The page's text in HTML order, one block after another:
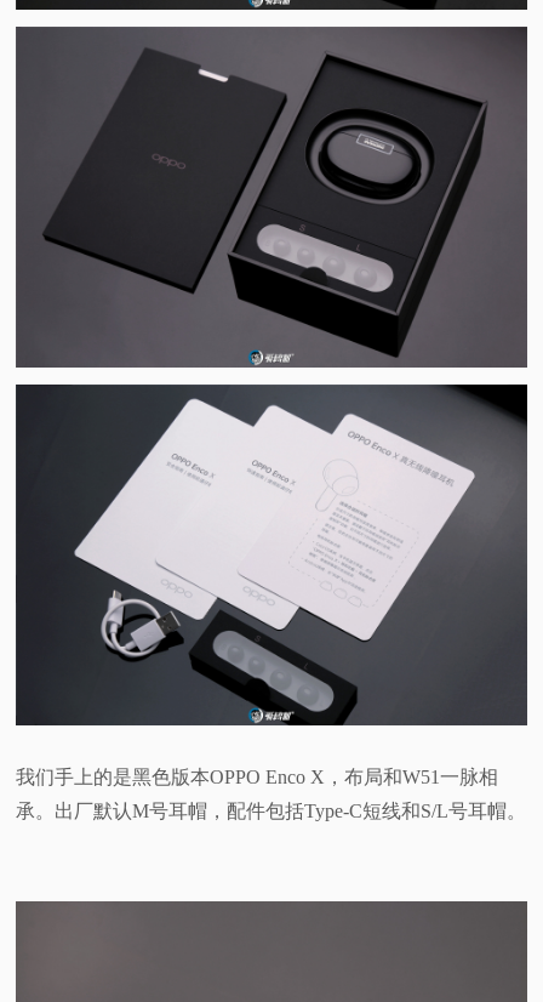
我们手上的是黑色版本OPPO Enco X，布局和W51一脉相
承。出厂默认M号耳帽，配件包括Type-C短线和S/L号耳帽。